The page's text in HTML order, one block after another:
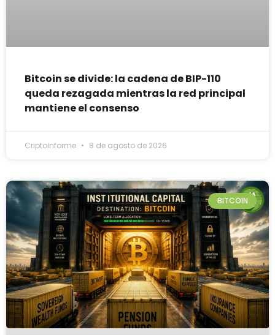
Bitcoin se divide: la cadena de BIP-110
queda rezagada mientras la red principal
mantiene el consenso
Criptoinforme 8 de agosto de 2026
BITCOIN